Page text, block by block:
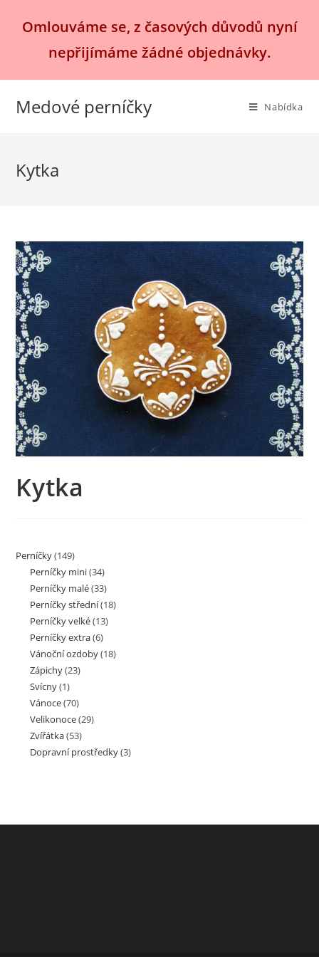
Omlouváme se, z časových důvodů nyní
nepřijímáme žádné objednávky.
Medové perníčky Nabídka
Kytka
Kytka
Perníčky(149)
Perníčky mini(34)
Perníčky malé(33)
Perníčky střední(18)
Perníčky velké(13)
Perníčky extra(6)
Vánoční ozdoby(18)
Zápichy(23)
Svícny(1)
Vánoce(70)
Velikonoce(29)
Zvířátka(53)
Dopravní prostředky(3)